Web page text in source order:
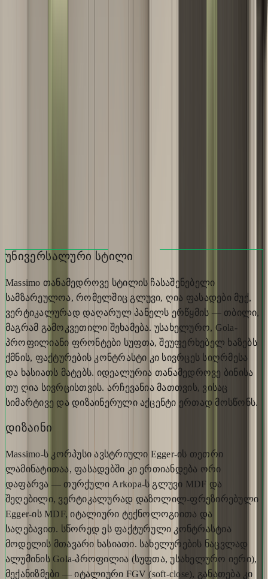
უნივერსალური სტილი
Massimo თანამედროვე სტილის ჩასაშენებელი
სამზარეულოა, რომელშიც გლუვი, ღია ფასადები მუქ,
ვერტიკალურად დაღარულ პანელს ერწყმის — თბილი,
მაგრამ გამოკვეთილი შეხამება. უსახელურო, Gola-
პროფილიანი ფრონტები სუფთა, შეუფერხებელ ხაზებს
ქმნის, ფაქტურების კონტრასტი კი სივრცეს სიღრმესა
და ხასიათს მატებს. იდეალურია თანამედროვე ბინისა
თუ ღია სივრცისთვის. არჩევანია მათთვის, ვისაც
სიმარტივე და დიზაინერული აქცენტი ერთად მოსწონს.
დიზაინი
Massimo-ს კორპუსი ავსტრიული Egger-ის თეთრი
ლამინატითაა, ფასადებში კი ერთიანდება ორი
დაფარვა — თურქული Arkopa-ს გლუვი MDF და
შეღებილი, ვერტიკალურად დაზოლილ-ფრეზირებული
Egger-ის MDF, იტალიური ტექნოლოგიითა და
საღებავით. სწორედ ეს ფაქტურული კონტრასტია
მოდელის მთავარი ხასიათი. სახელურების ნაცვლად
ალუმინის Gola-პროფილია (სუფთა, უსახელურო იერი),
მექანიზმები — იტალიური FGV (soft-close), განათება კი